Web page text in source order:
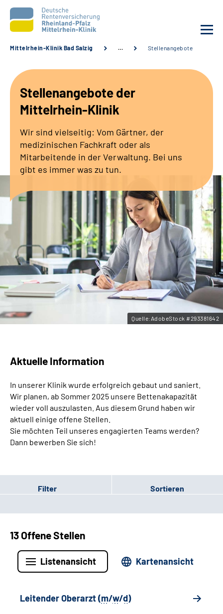
Unsere Angebote
Karriere
Zuweisende &
Leichte Sprache
Gebärdensprache
Mittelrhein-Klinik Bad Salzig … Stellenangebote
Stellenangebote der
Mittelrhein-Klinik
Wir sind vielseitig: Vom Gärtner, der
medizinischen Fachkraft oder als
Mitarbeitende in der Verwaltung. Bei uns
gibt es immer was zu tun.
Quelle:AdobeStock #293381642
Aktuelle Information
In unserer Klinik wurde erfolgreich gebaut und saniert.
Wir planen, ab Sommer 2025 unsere Bettenakapazität
wieder voll auszulasten. Aus diesem Grund haben wir
aktuell einige offene Stellen.
Sie möchten Teil unseres engagierten Teams werden?
Dann bewerben Sie sich!
Filter Sortieren
13 Offene Stellen
Listenansicht Kartenansicht
Leitender Oberarzt (m/w/d)